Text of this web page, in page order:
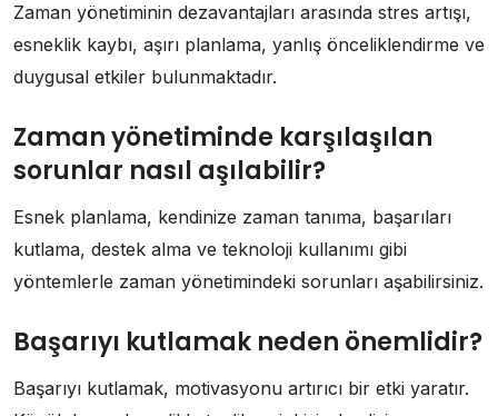
Zaman yönetiminin dezavantajları arasında stres artışı,
esneklik kaybı, aşırı planlama, yanlış önceliklendirme ve
duygusal etkiler bulunmaktadır.
Zaman yönetiminde karşılaşılan
sorunlar nasıl aşılabilir?
Esnek planlama, kendinize zaman tanıma, başarıları
kutlama, destek alma ve teknoloji kullanımı gibi
yöntemlerle zaman yönetimindeki sorunları aşabilirsiniz.
Başarıyı kutlamak neden önemlidir?
Başarıyı kutlamak, motivasyonu artırıcı bir etki yaratır.